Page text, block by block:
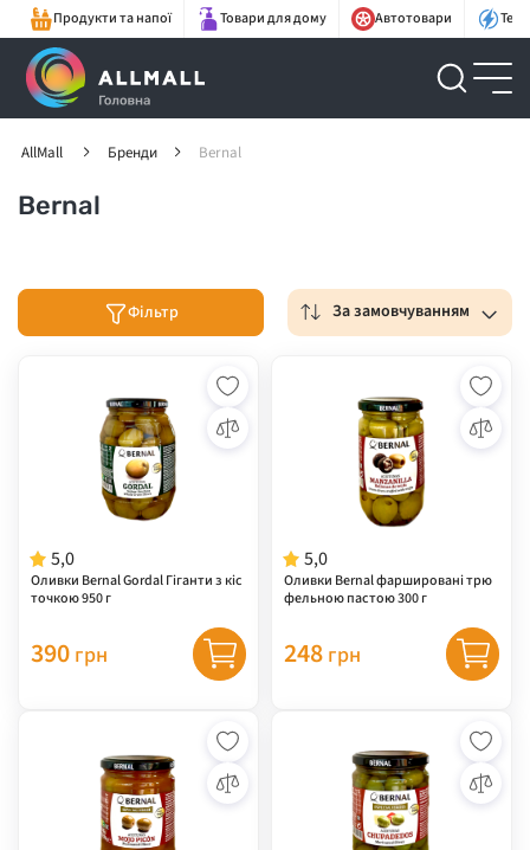
Продукти та напої Товари для дому Автотовари
AllMall Бренди Bernal
Bernal
Фільтр За замовчуванням
5,0
Оливки Bernal Gordal Гіганти з кіс
точкою 950 г
390 грн
5,0
Оливки Bernal фаршировані трю
фельною пастою 300 г
248 грн